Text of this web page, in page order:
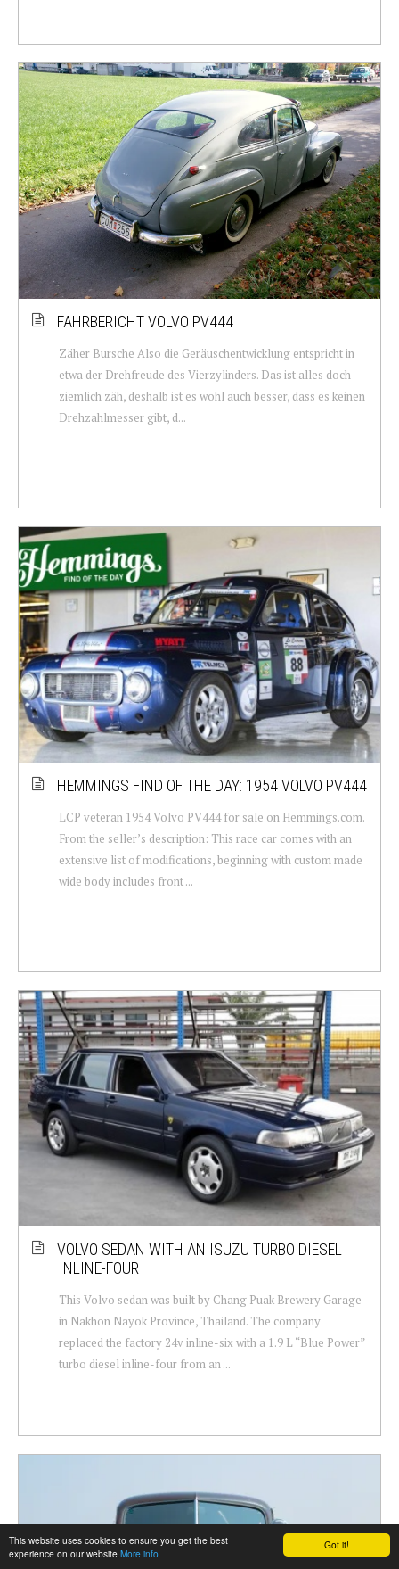
Got it!
This website uses cookies to ensure you get the best
experience on our website More info
FAHRBERICHT VOLVO PV444
Zäher Bursche Also die Geräuschentwicklung entspricht in
etwa der Drehfreude des Vierzylinders. Das ist alles doch
ziemlich zäh, deshalb ist es wohl auch besser, dass es keinen
Drehzahlmesser gibt, d...
HEMMINGS FIND OF THE DAY: 1954 VOLVO PV444
LCP veteran 1954 Volvo PV444 for sale on Hemmings.com.
From the seller’s description: This race car comes with an
extensive list of modifications, beginning with custom made
wide body includes front ...
VOLVO SEDAN WITH AN ISUZU TURBO DIESEL
INLINE-FOUR
This Volvo sedan was built by Chang Puak Brewery Garage
in Nakhon Nayok Province, Thailand. The company
replaced the factory 24v inline-six with a 1.9 L “Blue Power”
turbo diesel inline-four from an ...